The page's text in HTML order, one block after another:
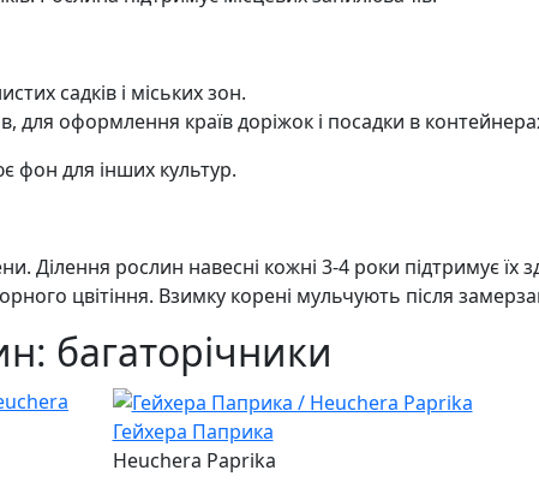
садків і міських зон.
для оформлення країв доріжок і посадки в
фон для інших культур.
Ділення рослин навесні кожні 3-4 роки підтримує їх
цвітіння. Взимку корені мульчують після
багаторічники
Гейхера Паприка
Heuchera Paprika